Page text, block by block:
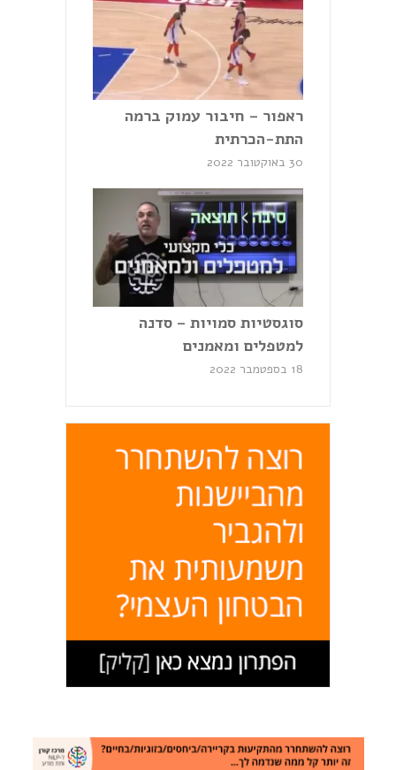
ראפור – חיבור עמוק ברמה
התת-הכרתית
30 באוקטובר 2022
סוגסטיות סמויות – סדנה
למטפלים ומאמנים
18 בספטמבר 2022